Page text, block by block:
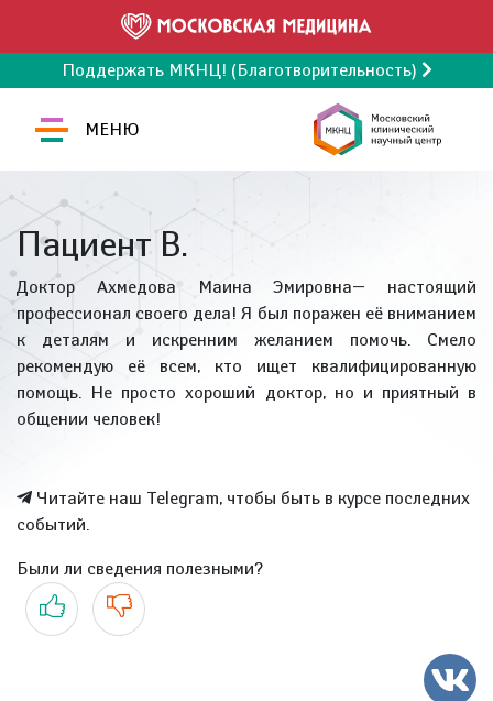
Поддержать МКНЦ! (Благотворительность)
МЕНЮ
Пациент В.
Доктор Ахмедова Маина Эмировна— настоящий
профессионал своего дела! Я был поражен её вниманием
к деталям и искренним желанием помочь. Смело
рекомендую её всем, кто ищет квалифицированную
помощь. Не просто хороший доктор, но и приятный в
общении человек!
Читайте наш Telegram, чтобы быть в курсе последних
событий.
Были ли сведения полезными?
Да Нет